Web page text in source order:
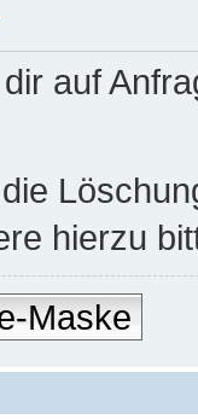
auf
hierzu
Maske